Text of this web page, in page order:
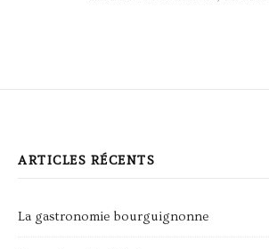
ARTICLES RÉCENTS
La gastronomie bourguignonne